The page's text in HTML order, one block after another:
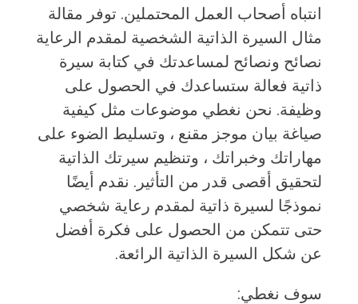
انتباه أصحاب العمل المحتملين. توفر مقالة
مثال السيرة الذاتية الشخصية لمقدم الرعاية
نصائح ونصائح لمساعدتك في كتابة سيرة
ذاتية فعالة ستساعدك في الحصول على
وظيفة. نحن نغطي موضوعات مثل كيفية
صياغة بيان موجز مقنع ، وتسليط الضوء على
مهاراتك وخبراتك ، وتنظيم سيرتك الذاتية
لتحقيق أقصى قدر من التأثير. نقدم أيضًا
نموذجًا لسيرة ذاتية لمقدم رعاية شخصي
حتى تتمكن من الحصول على فكرة أفضل
عن شكل السيرة الذاتية الرائعة.
سوف نغطي: